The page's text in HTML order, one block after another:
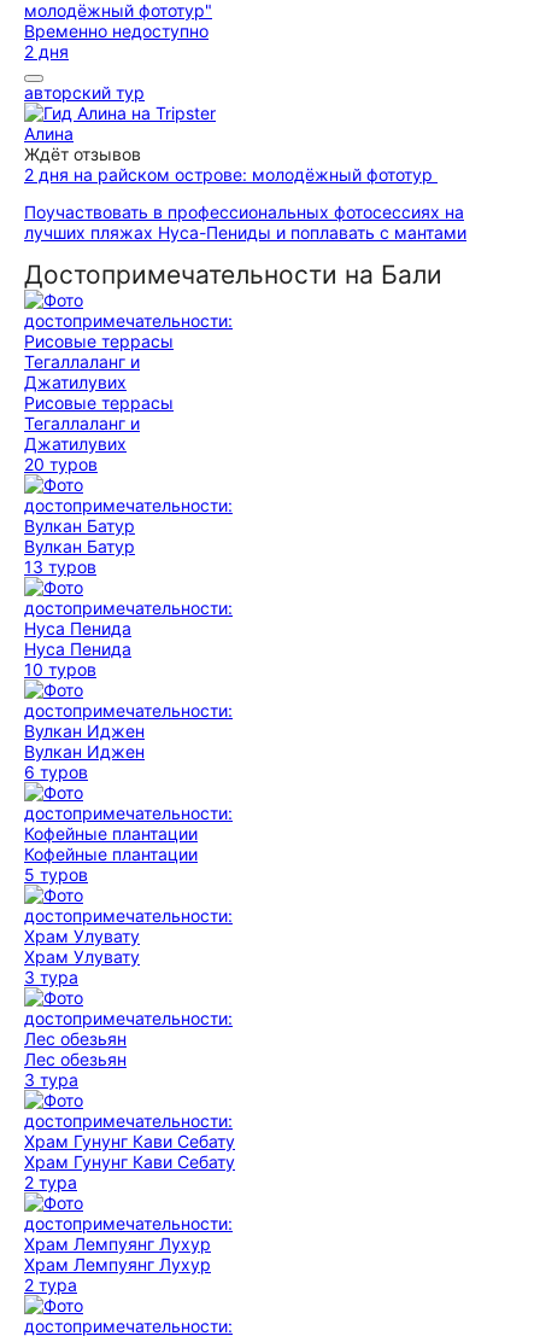
Временно недоступно
2 дня
авторский тур
Алина
Ждёт отзывов
2 дня на райском острове: молодёжный фототур
Поучаствовать в профессиональных фотосессиях на
лучших пляжах Нуса-Пениды и поплавать с мантами
Достопримечательности на Бали
Рисовые террасы
Тегаллаланг и
Джатилувих
20 туров
Вулкан Батур
13 туров
Нуса Пенида
10 туров
Вулкан Иджен
6 туров
Кофейные плантации
5 туров
Храм Улувату
3 тура
Лес обезьян
3 тура
Храм Гунунг Кави Себату
2 тура
Храм Лемпуянг Лухур
2 тура